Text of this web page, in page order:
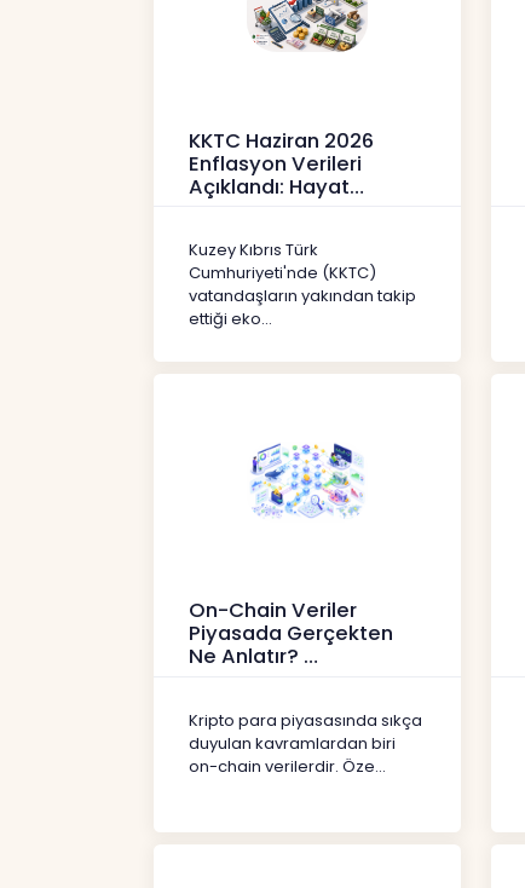
KKTC Haziran 2026
Enflasyon Verileri
Açıklandı: Hayat
Haberler
Kuzey Kıbrıs Türk
Cumhuriyeti'nde (KKTC)
vatandaşların yakından takip
ettiği eko...
On-Chain Veriler
Piyasada Gerçekten
Ne Anlatır?
Kripto para piyasasında sıkça
duyulan kavramlardan biri
on-chain verilerdir. Öze...